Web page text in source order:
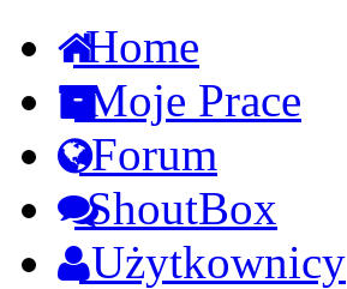
Home
Moje Prace
Forum
ShoutBox
Użytkownicy